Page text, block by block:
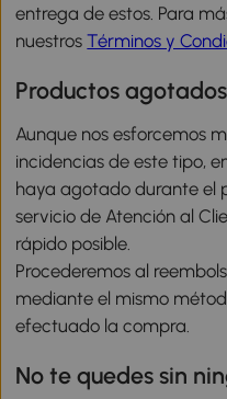
entrega de estos. Para
nuestrosTérminos y
Productos
Aunque nos esforcemos
incidencias de este tipo,
haya agotado durante el
servicio de Atención al
rápido posible.
Procederemos al
mediante el mismo
efectuado la compra.
No te quedes sin